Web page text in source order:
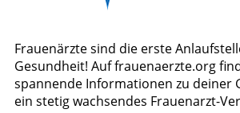
Frauenärzte sind die erste
Gesundheit! Auf frauenaerzte.org
spannende Informationen zu deiner
ein stetig wachsendes Frauenarzt-